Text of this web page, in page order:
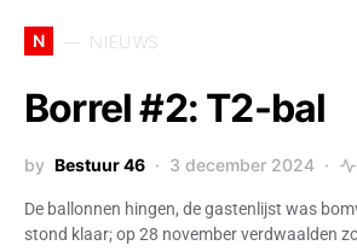
N NIEUWS
Borrel #2: T2-bal
by Bestuur 46 3 december 2024
De ballonnen hingen, de gastenlijst was
stond klaar; op 28 november verdwaalden